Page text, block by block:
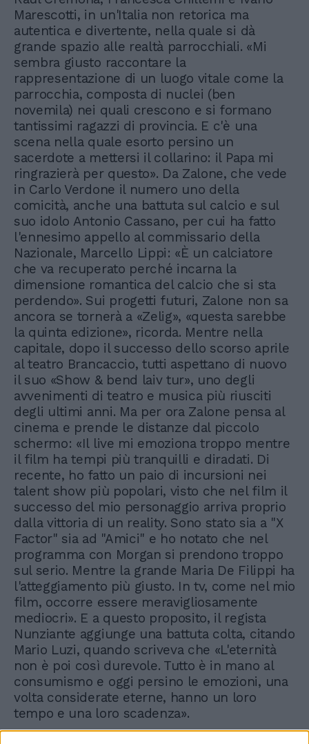
Marescotti, in un'Italia non retorica ma
autentica e divertente, nella quale si dà
grande spazio alle realtà parrocchiali. «Mi
sembra giusto raccontare la
rappresentazione di un luogo vitale come la
parrocchia, composta di nuclei (ben
novemila) nei quali crescono e si formano
tantissimi ragazzi di provincia. E c'è una
scena nella quale esorto persino un
sacerdote a mettersi il collarino: il Papa mi
ringrazierà per questo». Da Zalone, che vede
in Carlo Verdone il numero uno della
comicità, anche una battuta sul calcio e sul
suo idolo Antonio Cassano, per cui ha fatto
l'ennesimo appello al commissario della
Nazionale, Marcello Lippi: «È un calciatore
che va recuperato perché incarna la
dimensione romantica del calcio che si sta
perdendo». Sui progetti futuri, Zalone non sa
ancora se tornerà a «Zelig», «questa sarebbe
la quinta edizione», ricorda. Mentre nella
capitale, dopo il successo dello scorso aprile
al teatro Brancaccio, tutti aspettano di nuovo
il suo «Show & bend laiv tur», uno degli
avvenimenti di teatro e musica più riusciti
degli ultimi anni. Ma per ora Zalone pensa al
cinema e prende le distanze dal piccolo
schermo: «Il live mi emoziona troppo mentre
il film ha tempi più tranquilli e diradati. Di
recente, ho fatto un paio di incursioni nei
talent show più popolari, visto che nel film il
successo del mio personaggio arriva proprio
dalla vittoria di un reality. Sono stato sia a "X
Factor" sia ad "Amici" e ho notato che nel
programma con Morgan si prendono troppo
sul serio. Mentre la grande Maria De Filippi ha
l'atteggiamento più giusto. In tv, come nel mio
film, occorre essere meravigliosamente
mediocri». E a questo proposito, il regista
Nunziante aggiunge una battuta colta, citando
Mario Luzi, quando scriveva che «L'eternità
non è poi così durevole. Tutto è in mano al
consumismo e oggi persino le emozioni, una
volta considerate eterne, hanno un loro
tempo e una loro scadenza».